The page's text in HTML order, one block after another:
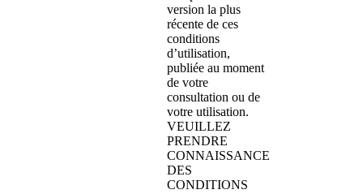
version la plus
récente de ces
conditions
d’utilisation,
publiée au moment
de votre
consultation ou de
votre utilisation.
VEUILLEZ
PRENDRE
CONNAISSANCE
DES
CONDITIONS